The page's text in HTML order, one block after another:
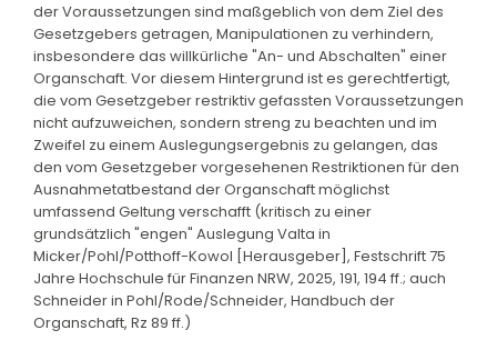
der Voraussetzungen sind maßgeblich von dem Ziel des
Gesetzgebers getragen, Manipulationen zu verhindern,
insbesondere das willkürliche "An- und Abschalten" einer
Organschaft. Vor diesem Hintergrund ist es gerechtfertigt,
die vom Gesetzgeber restriktiv gefassten Voraussetzungen
nicht aufzuweichen, sondern streng zu beachten und im
Zweifel zu einem Auslegungsergebnis zu gelangen, das
den vom Gesetzgeber vorgesehenen Restriktionen für den
Ausnahmetatbestand der Organschaft möglichst
umfassend Geltung verschafft (kritisch zu einer
grundsätzlich "engen" Auslegung Valta in
Micker/Pohl/Potthoff-Kowol [Herausgeber], Festschrift 75
Jahre Hochschule für Finanzen NRW, 2025, 191, 194 ff.; auch
Schneider in Pohl/Rode/Schneider, Handbuch der
Organschaft, Rz 89 ff.)